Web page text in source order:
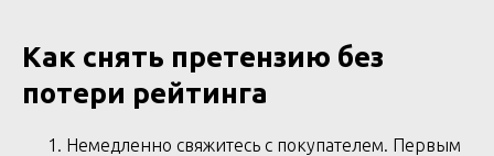
Как снять претензию без
потери рейтинга
Немедленно свяжитесь с покупателем. Первым